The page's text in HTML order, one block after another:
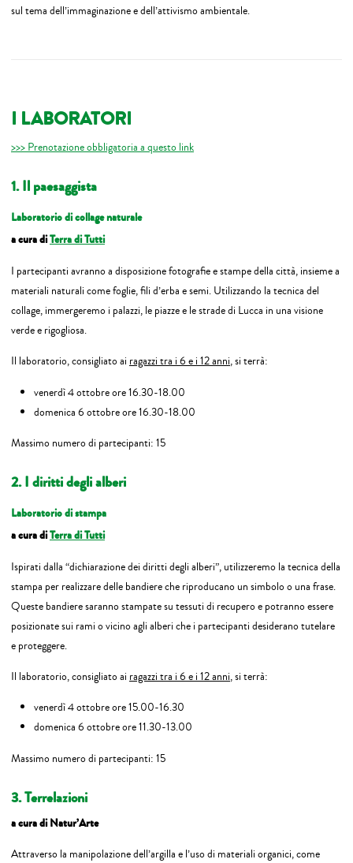
sul tema dell’immaginazione e dell’attivismo ambientale.
I LABORATORI
>>> Prenotazione obbligatoria a questo link
1. Il paesaggista
Laboratorio di collage naturale
a cura diTerra di Tutti
I partecipanti avranno a disposizione fotografie e stampe della città, insieme a
materiali naturali come foglie, fili d’erba e semi. Utilizzando la tecnica del
collage, immergeremo i palazzi, le piazze e le strade di Lucca in una visione
verde e rigogliosa.
Il laboratorio, consigliato ai ragazzi tra i 6 e i 12 anni, si terrà:
venerdì 4 ottobre ore 16.30-18.00
domenica 6 ottobre ore 16.30-18.00
Massimo numero di partecipanti: 15
2. I diritti degli alberi
Laboratorio di stampa
a cura diTerra di Tutti
Ispirati dalla “dichiarazione dei diritti degli alberi”, utilizzeremo la tecnica della
stampa per realizzare delle bandiere che riproducano un simbolo o una frase.
Queste bandiere saranno stampate su tessuti di recupero e potranno essere
posizionate sui rami o vicino agli alberi che i partecipanti desiderano tutelare
e proteggere.
Il laboratorio, consigliato ai ragazzi tra i 6 e i 12 anni, si terrà:
venerdì 4 ottobre ore 15.00-16.30
domenica 6 ottobre ore 11.30-13.00
Massimo numero di partecipanti: 15
3. Terrelazioni
a cura di Natur’Arte
Attraverso la manipolazione dell’argilla e l’uso di materiali organici, come